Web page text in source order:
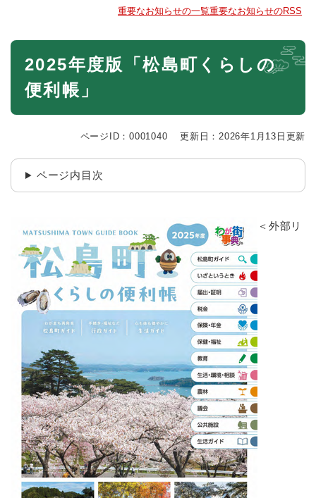
重要なお知らせの一覧重要なお知らせのRSS
本
2025年度版「松島町くらしの
便利帳」
ページID：0001040 更新日：2026年1月13日更新
ページ内目次
＜外部リ